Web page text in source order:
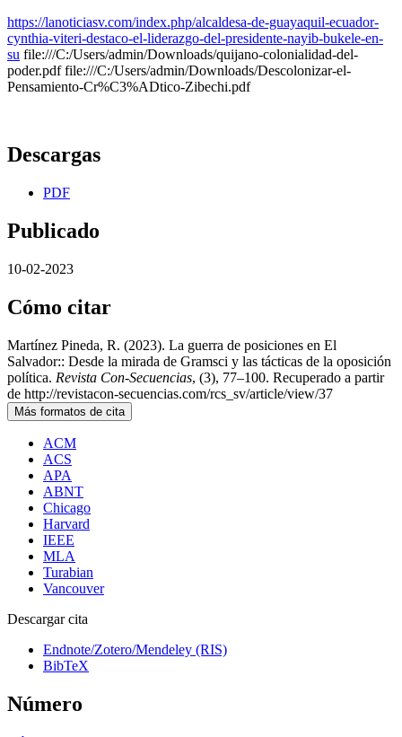
https://lanoticiasv.com/index.php/alcaldesa-de-guayaquil-ecuador-
cynthia-viteri-destaco-el-liderazgo-del-presidente-nayib-bukele-en-
su file:///C:/Users/admin/Downloads/quijano-colonialidad-del-
poder.pdf file:///C:/Users/admin/Downloads/Descolonizar-el-
Pensamiento-Cr%C3%ADtico-Zibechi.pdf
Descargas
PDF
Publicado
10-02-2023
Cómo citar
Martínez Pineda, R. (2023). La guerra de posiciones en El
Salvador:: Desde la mirada de Gramsci y las tácticas de la oposición
política. Revista Con-Secuencias, (3), 77–100. Recuperado a partir
de http://revistacon-secuencias.com/rcs_sv/article/view/37
Más formatos de cita
ACM
ACS
APA
ABNT
Chicago
Harvard
IEEE
MLA
Turabian
Vancouver
Descargar cita
Endnote/Zotero/Mendeley (RIS)
BibTeX
Número